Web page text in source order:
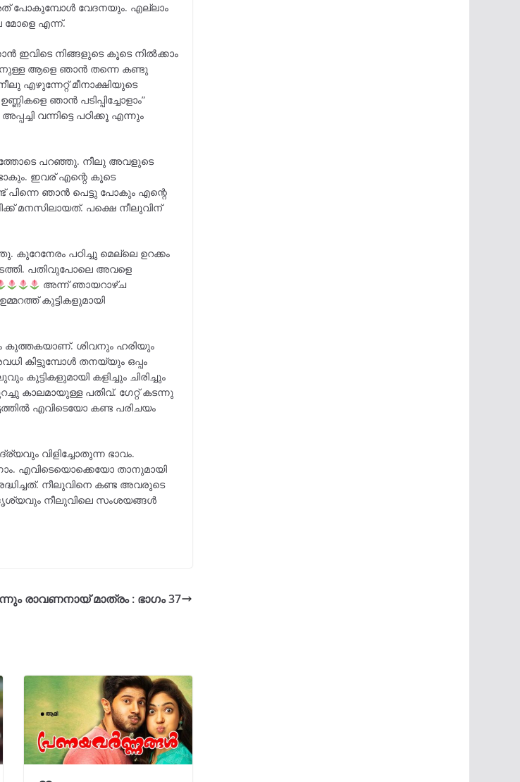
പോകുമ്പോൾ വേദനയും. എല്ലാം
മോളെ എന്ന്.
നിങ്ങളുടെ കൂടെ നിൽക്കാം
ആളെ ഞാൻ തന്നെ കണ്ടു
എഴുന്നേറ്റ് മീനാക്ഷിയുടെ
ഞാൻ പടിപ്പിച്ചോളാം”
വന്നിട്ടെ പഠിക്കൂ എന്നും
പറഞ്ഞു. നീലു അവളുടെ
ഇവര് എന്റെ കൂടെ
പിന്നെ ഞാൻ പെട്ടു പോകും എന്റെ
മനസിലായത്. പക്ഷെ നീലുവിന്
കുറേനേരം പഠിച്ചു മെല്ലെ ഉറക്കം
പതിവുപോലെ അവളെ
അന്ന് ഞായറാഴ്ച
കുട്ടികളുമായി
കുത്തകയാണ്. ശിവനും ഹരിയും
കിട്ടുമ്പോൾ തനയ്യും ഒപ്പം
കളിച്ചും ചിരിച്ചും
കാലമായുള്ള പതിവ്. ഗേറ്റ് കടന്നു
എവിടെയോ കണ്ട പരിചയം
വിളിച്ചോതുന്ന ഭാവം.
എവിടെയൊക്കെയോ താനുമായി
നീലുവിനെ കണ്ട അവരുടെ
നീലുവിലെ സംശയങ്ങൾ
രാവണനായ് മാത്രം : ഭാഗം 37